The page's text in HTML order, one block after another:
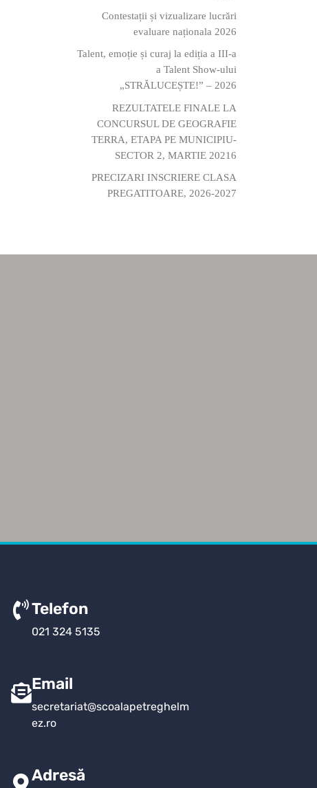
Contestații și vizualizare lucrări
evaluare naționala 2026
Talent, emoție și curaj la ediția a III-a
a Talent Show-ului
„STRĂLUCEȘTE!” – 2026
REZULTATELE FINALE LA
CONCURSUL DE GEOGRAFIE
TERRA, ETAPA PE MUNICIPIU-
SECTOR 2, MARTIE 20216
PRECIZARI INSCRIERE CLASA
PREGATITOARE, 2026-2027
Telefon
021 324 5135
Email
secretariat@scoalapetreghelm
ez.ro
Adresă